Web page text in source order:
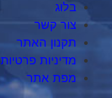
בלוג
צור קשר
תקנון האתר
מדיניות פרטיות
מפת אתר